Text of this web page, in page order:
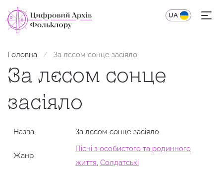
UA EN
Головна За лєсом сонце засіяло
За лєсом сонце
засіяло
Назва За лєсом сонце засіяло
Жанр
Пісні з особистого та родинного
життя ,Солдатські